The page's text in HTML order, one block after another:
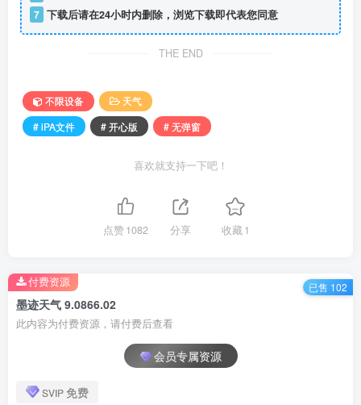
7 下载后请在24小时内删除，浏览下载即代表您同意
THE END
不限设备
天气
# iPA文件
# 开心版 # 无弹窗
喜欢就支持一下吧！
点赞1082 分享 收藏 1
墨迹天气 9.0866.02
此内容为付费资源，请付费后查看
会员专属资源
SVIP免费
付费资源 已售 102